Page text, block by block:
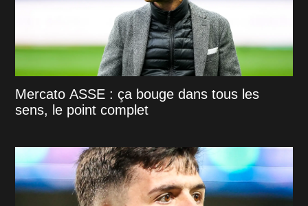
Mercato ASSE : ça bouge dans tous les
sens, le point complet